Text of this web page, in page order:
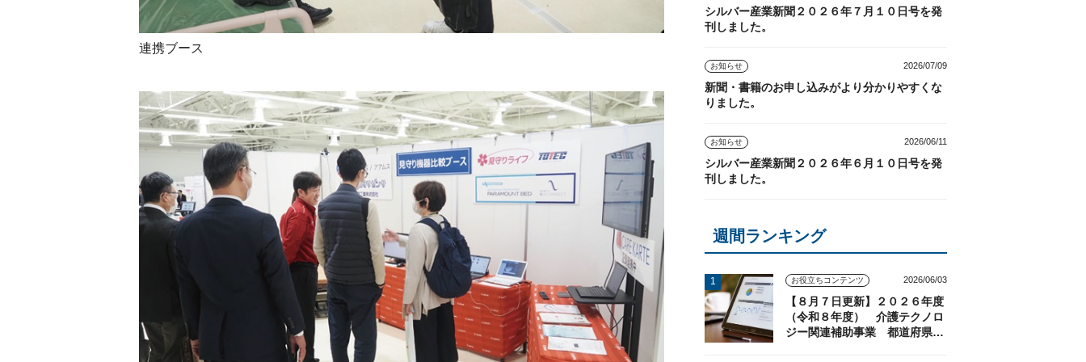
連携ブース
シルバー産業新聞２０２６年７月１０日号を発
刊しました。
お知らせ 2026/07/09
新聞・書籍のお申し込みがより分かりやすくな
りました。
お知らせ 2026/06/11
シルバー産業新聞２０２６年６月１０日号を発
刊しました。
週間ランキング
お役立ちコンテンツ 2026/06/03
【８月７日更新】２０２６年度
（令和８年度） 介護テクノロ
ジー関連補助事業 都道府県の